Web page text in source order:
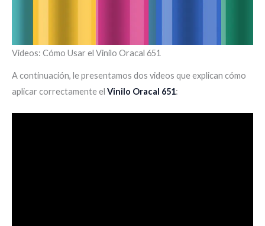
Videos: Cómo Usar el Vinilo Oracal 651
A continuación, le presentamos dos videos que explican cómo
aplicar correctamente el Vinilo Oracal 651: